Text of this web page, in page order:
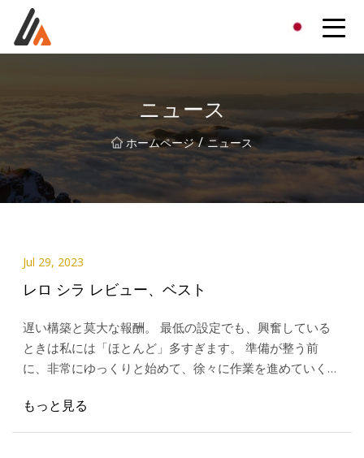
ニュース
ホームページ / ニュース
Jul 29, 2023
レロ シラ レビュー、ベスト
遅い構築と莫大な報酬。 最低の設定でも、興奮している
ときは私には「ほとんど」多すぎます。 準備が整う前
に、非常にゆっくりと始めて、徐々に作業を進めていく必
もっと見る